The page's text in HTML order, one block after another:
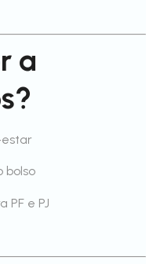
a
bolso
PF e PJ